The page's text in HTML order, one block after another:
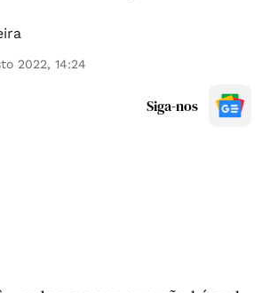
2022, 14:24
Siga-nos